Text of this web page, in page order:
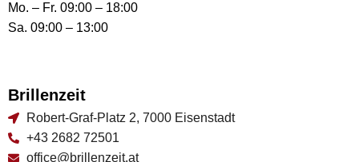
Mo. – Fr. 09:00 – 18:00
Sa. 09:00 – 13:00
Brillenzeit
Robert-Graf-Platz 2, 7000 Eisenstadt
+43 2682 72501
office@brillenzeit.at